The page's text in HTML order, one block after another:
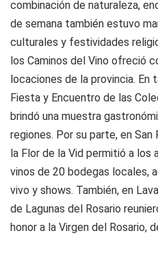
combinación de naturaleza,
de semana también estuvo
culturales y festividades
los Caminos del Vino ofreció
locaciones de la provincia. En
Fiesta y Encuentro de las
brindó una muestra
regiones. Por su parte, en
la Flor de la Vid permitió a
vinos de 20 bodegas locales,
vivo y shows. También, en
de Lagunas del Rosario
honor a la Virgen del Rosario,